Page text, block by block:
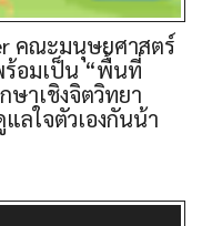
คณะมนุษยศาสตร์
อมเป็น “พื้นที่
าเชิงจิตวิทยา
ลใจตัวเองกันน้า